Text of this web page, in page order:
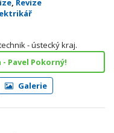
, Revize
- ústecký kraj.
Pavel Pokorný!
Galerie